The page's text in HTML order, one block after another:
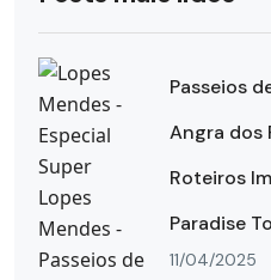
Passeios
Angra dos
Roteiros
Paradise
11/04/2025